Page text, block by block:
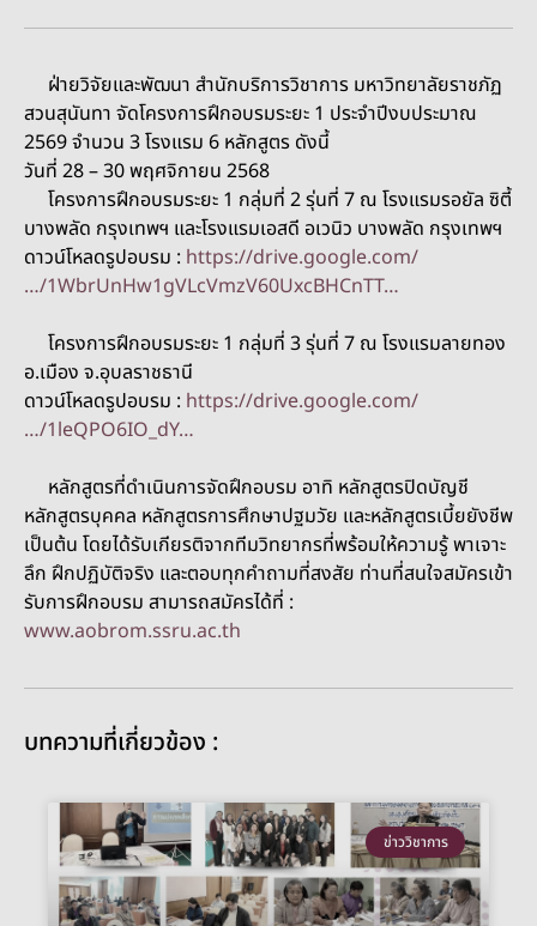
ฝ่ายวิจัยและพัฒนา สำนักบริการวิชาการ มหาวิทยาลัยราชภัฏ
สวนสุนันทา จัดโครงการฝึกอบรมระยะ 1 ประจำปีงบประมาณ
2569 จำนวน 3 โรงแรม 6 หลักสูตร ดังนี้
วันที่ 28 – 30 พฤศจิกายน 2568
โครงการฝึกอบรมระยะ 1 กลุ่มที่ 2 รุ่นที่ 7 ณ โรงแรมรอยัล ซิตี้
บางพลัด กรุงเทพฯ และโรงแรมเอสดี อเวนิว บางพลัด กรุงเทพฯ
ดาวน์โหลดรูปอบรม : https://drive.google.com/
…/1WbrUnHw1gVLcVmzV60UxcBHCnTT…
โครงการฝึกอบรมระยะ 1 กลุ่มที่ 3 รุ่นที่ 7 ณ โรงแรมลายทอง
อ.เมือง จ.อุบลราชธานี
ดาวน์โหลดรูปอบรม : https://drive.google.com/
…/1leQPO6IO_dY…
หลักสูตรที่ดำเนินการจัดฝึกอบรม อาทิ หลักสูตรปิดบัญชี
หลักสูตรบุคคล หลักสูตรการศึกษาปฐมวัย และหลักสูตรเบี้ยยังชีพ
เป็นต้น โดยได้รับเกียรติจากทีมวิทยากรที่พร้อมให้ความรู้ พาเจาะ
ลึก ฝึกปฏิบัติจริง และตอบทุกคำถามที่สงสัย ท่านที่สนใจสมัครเข้า
รับการฝึกอบรม สามารถสมัครได้ที่ :
www.aobrom.ssru.ac.th
บทความที่เกี่ยวข้อง :
ข่าววิชาการ